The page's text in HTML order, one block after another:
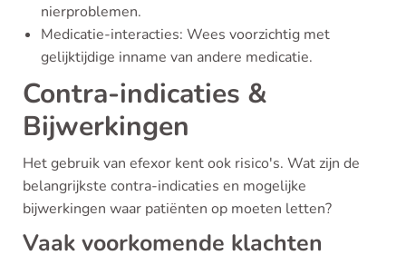
nierproblemen.
Medicatie-interacties: Wees voorzichtig met
gelijktijdige inname van andere medicatie.
Contra-indicaties &
Bijwerkingen
Het gebruik van efexor kent ook risico's. Wat zijn de
belangrijkste contra-indicaties en mogelijke
bijwerkingen waar patiënten op moeten letten?
Vaak voorkomende klachten